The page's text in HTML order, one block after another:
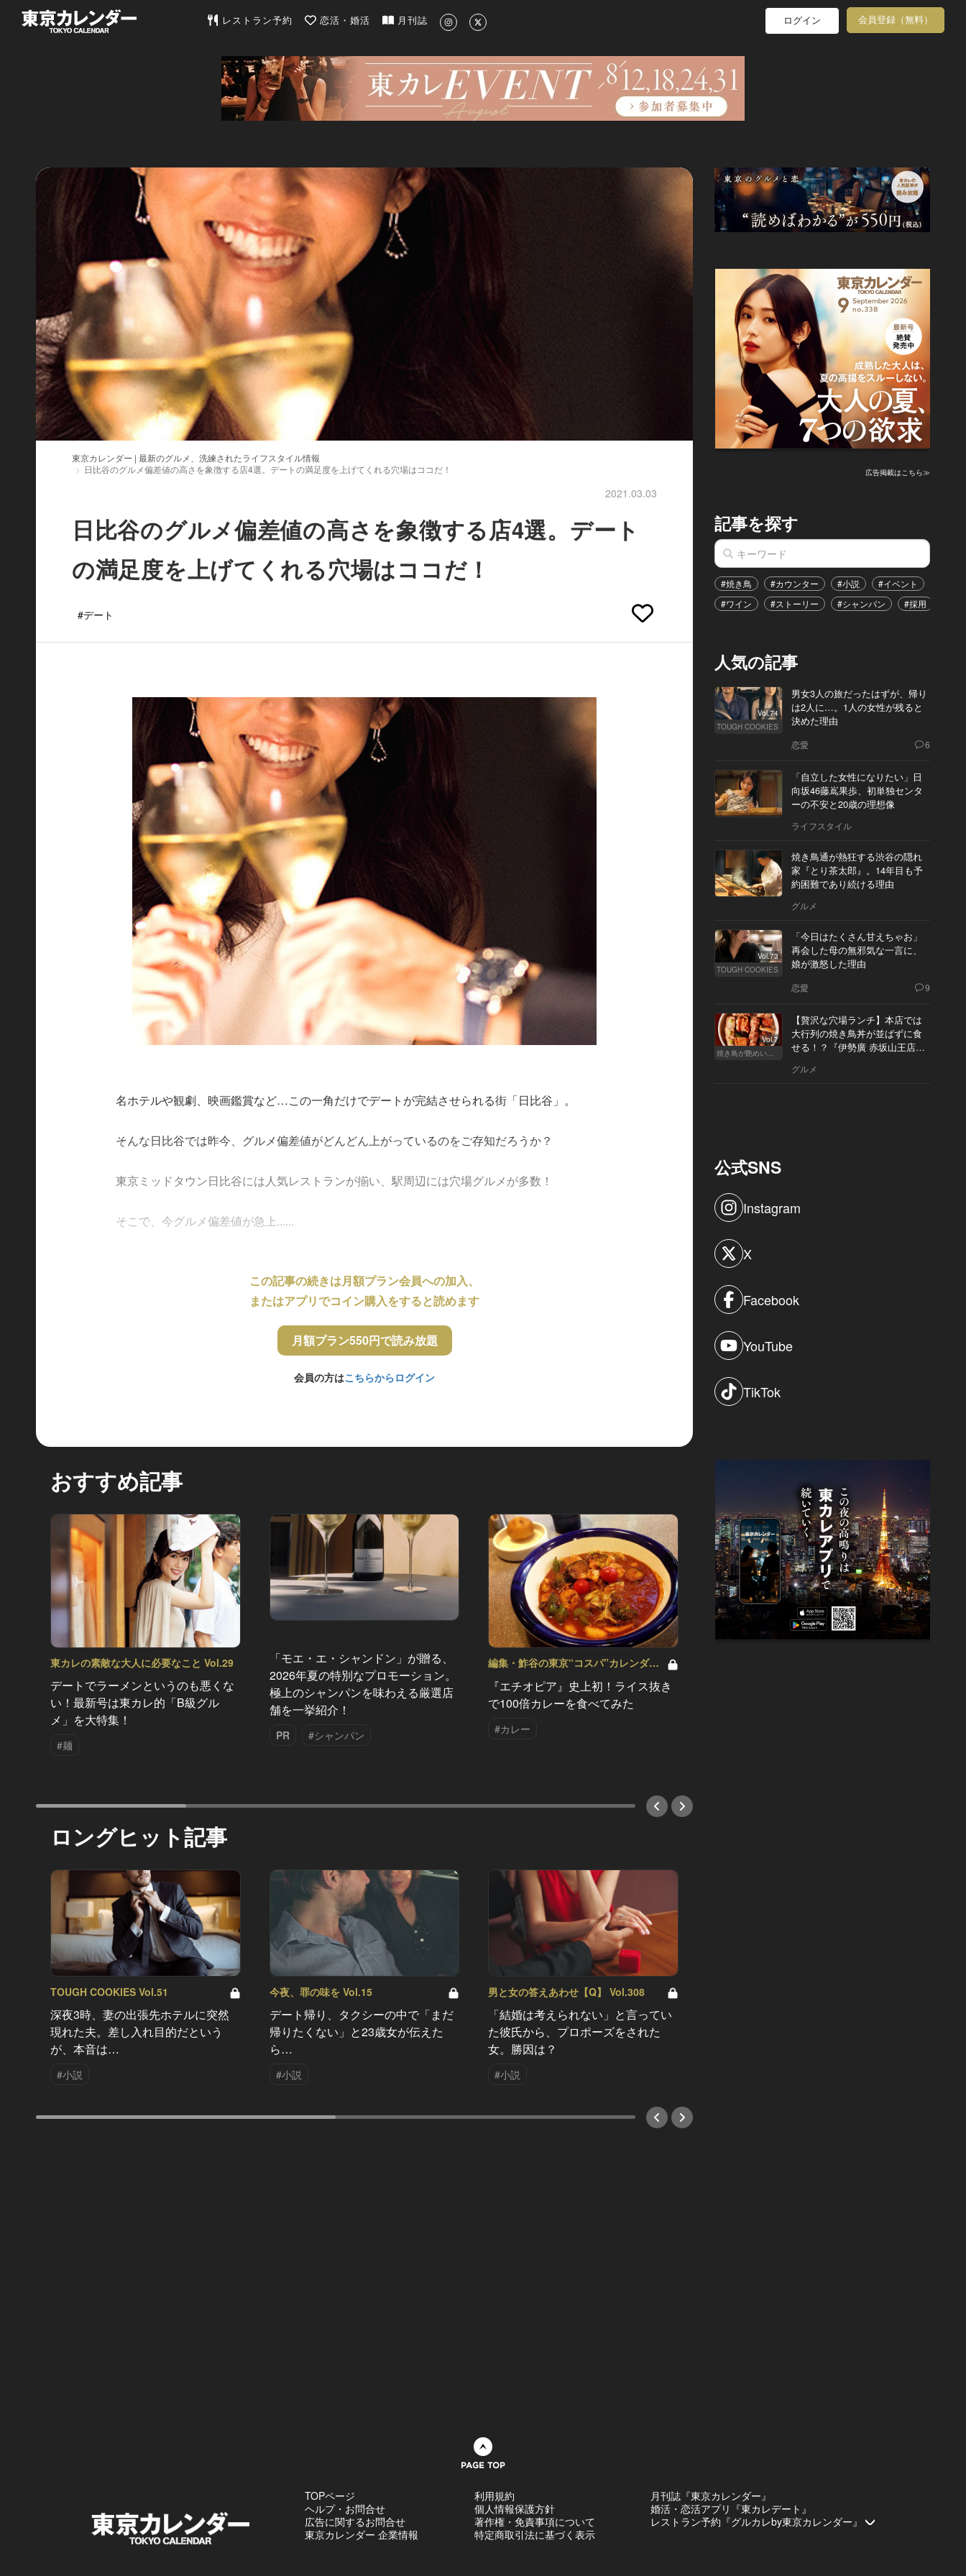
東京カレンダー | 最新のグルメ、洗練されたライフスタイル情報
レストラン予約 恋活・婚活 月刊誌 ログイン 会員登録（無料）
東京カレンダー | 最新のグルメ、洗練されたライフスタイル情報
日比谷のグルメ偏差値の高さを象徴する店4選。デートの満足度を上げてくれる穴場はココだ！
2021.03.03
日比谷のグルメ偏差値の高さを象徴する店4選。デート
の満足度を上げてくれる穴場はココだ！
#デート
名ホテルや観劇、映画鑑賞など…この一角だけでデートが完結させられる街「日比谷」。
そんな日比谷では昨今、グルメ偏差値がどんどん上がっているのをご存知だろうか？
東京ミッドタウン日比谷には人気レストランが揃い、駅周辺には穴場グルメが多数！
そこで、今グルメ偏差値が急上......
この記事の続きは月額プラン会員への加入、
またはアプリでコイン購入をすると読めます
月額プラン550円で読み放題
会員の方はこちらからログイン
おすすめ記事
東カレの素敵な大人に必要なこと Vol.29
デートでラーメンというのも悪くな
い！最新号は東カレ的「B級グル
メ」を大特集！
#麺
「モエ・エ・シャンドン」が贈る、
2026年夏の特別なプロモーション。
極上のシャンパンを味わえる厳選店
舗を一挙紹介！
PR #シャンパン
編集・鮓谷の東京“コスパ”カレンダー
『エチオピア』史上初！ライス抜き
で100倍カレーを食べてみた
#カレー
ロングヒット記事
TOUGH COOKIES Vol.51
深夜3時、妻の出張先ホテルに突然
現れた夫。差し入れ目的だという
が、本音は…
#小説
今夜、罪の味を Vol.15
デート帰り、タクシーの中で「まだ
帰りたくない」と23歳女が伝えた
ら…
#小説
男と女の答えあわせ【Q】 Vol.308
「結婚は考えられない」と言ってい
た彼氏から、プロポーズをされた
女。勝因は？
#小説
広告掲載はこちら≫
記事を探す
#焼き鳥 #カウンター #小説 #イベント
#ワイン
#ストーリー #シャンパン #採用
人気の記事
Vol.74
TOUGH COOKIES
男女3人の旅だったはずが、帰り
は2人に…。1人の女性が残ると
決めた理由
恋愛 6
「自立した女性になりたい」日
向坂46藤嶌果歩、初単独センタ
ーの不安と20歳の理想像
ライフスタイル
焼き鳥通が熱狂する渋谷の隠れ
家『とり茶太郎』。14年目も予
約困難であり続ける理由
グルメ
Vol.73
TOUGH COOKIES
「今日はたくさん甘えちゃお」
再会した母の無邪気な一言に、
娘が激怒した理由
恋愛 9
Vol.7
焼き鳥が艶めいてきた
【贅沢な穴場ランチ】本店では
大行列の焼き鳥丼が並ばずに食
せる！？『伊勢廣 赤坂山王店』
グルメ
公式SNS
Instagram
X
Facebook
YouTube
TikTok
TOPページ
ヘルプ・お問合せ
広告に関するお問合せ
東京カレンダー 企業情報
利用規約
個人情報保護方針
著作権・免責事項について
特定商取引法に基づく表示
月刊誌『東京カレンダー』
婚活・恋活アプリ『東カレデート』
レストラン予約『グルカレby東京カレンダー』